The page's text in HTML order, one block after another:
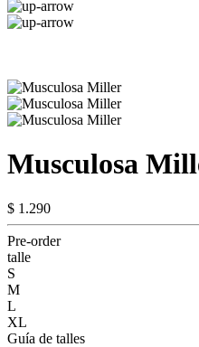
Musculosa
$ 1.290
Pre-order
talle
S
M
L
XL
Guía de talles